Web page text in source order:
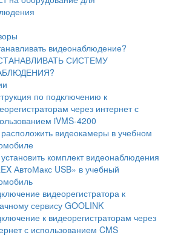
видеонаблюдение?
СИСТЕМУ
по подключению к
через интернет с
iVMS-4200
расположить видеокамеры в учебном
комплект видеонаблюдения
АвтоМакс USB» в учебный
видеорегистратора к
сервису GOOLINK
к видеорегистраторам через
с использованием CMS